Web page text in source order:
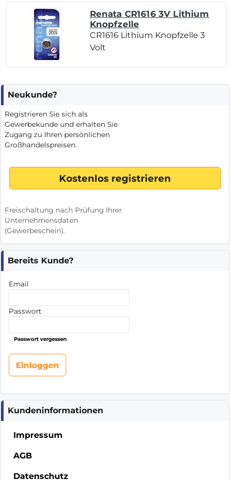
Renata CR1616 3V Lithium
Knopfzelle
CR1616 Lithium Knopfzelle 3
Volt
Neukunde?
Registrieren Sie sich als
Gewerbekunde und erhalten Sie
Zugang zu Ihren persönlichen
Großhandelspreisen.
Freischaltung nach Prüfung Ihrer
Unternehmensdaten
(Gewerbeschein).
Bereits Kunde?
Email
Passwort
Passwort vergessen
Kundeninformationen
Impressum
AGB
Datenschutz